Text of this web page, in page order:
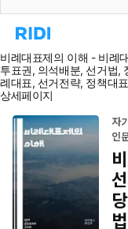
리
홈
으
로
이
비례대표제의 이해 - 비례
투표권, 의석배분, 선거법,
례대표, 선거전략, 정책대
상세페이지
자
인